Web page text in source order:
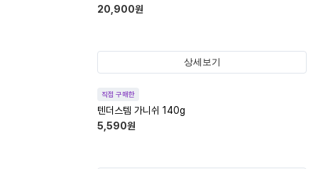
20,900원
상세보기
직접 구매한
텐더스템 가니쉬 140g
5,590원